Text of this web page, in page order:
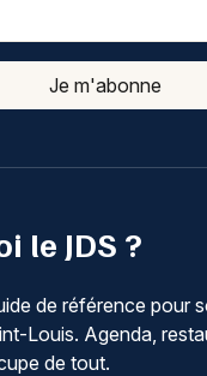
le JDS ?
de référence pour
Louis. Agenda,
de tout.
Je m'abonne